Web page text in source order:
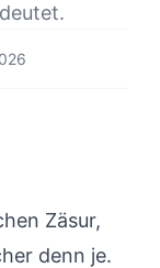
Zäsur,
denn je.